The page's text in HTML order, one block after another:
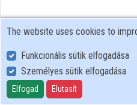
User Policy
Adatkezelési tájékoztató (en)
Cookie Policy
The website uses cookies to
Funkcionális sütik elfogadása
Személyes sütik elfogadása
Elfogad Elutasít